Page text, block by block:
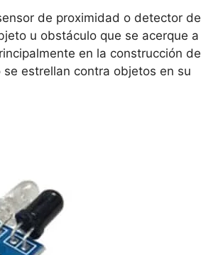
de proximidad o detector de
u obstáculo que se acerque a
en la construcción de
estrellan contra objetos en su